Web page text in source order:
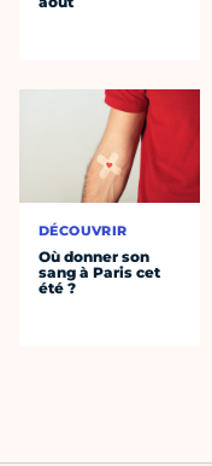
DÉCOUVRIR
Où donner son
sang à Paris cet
été ?